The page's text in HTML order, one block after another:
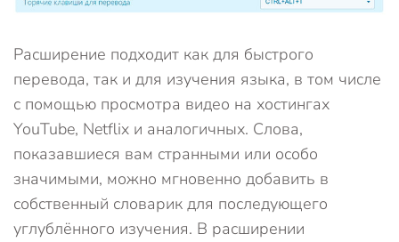
Расширение подходит как для быстрого
перевода, так и для изучения языка, в том числе
с помощью просмотра видео на хостингах
YouTube, Netflix и аналогичных. Слова,
показавшиеся вам странными или особо
значимыми, можно мгновенно добавить в
собственный словарик для последующего
углублённого изучения. В расширении